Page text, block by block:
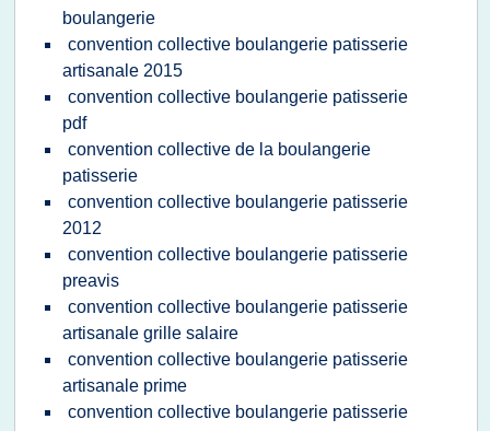
boulangerie
convention collective boulangerie patisserie
artisanale 2015
convention collective boulangerie patisserie
pdf
convention collective de la boulangerie
patisserie
convention collective boulangerie patisserie
2012
convention collective boulangerie patisserie
preavis
convention collective boulangerie patisserie
artisanale grille salaire
convention collective boulangerie patisserie
artisanale prime
convention collective boulangerie patisserie